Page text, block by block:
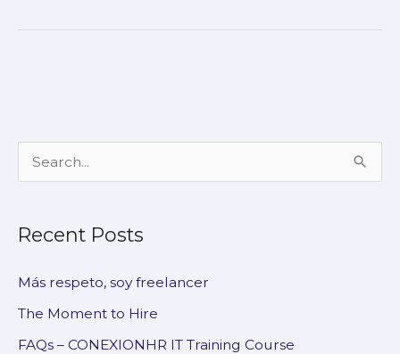
c
Recent Posts
Más respeto, soy freelancer
The Moment to Hire
FAQs – CONEXIONHR IT Training Course